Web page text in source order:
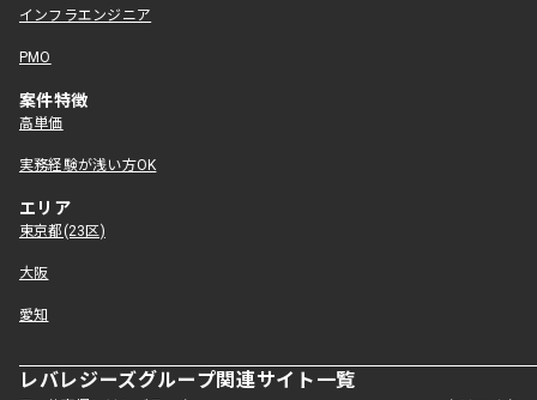
インフラエンジニア
PMO
案件特徴
高単価
実務経験が浅い方OK
エリア
東京都(23区)
大阪
愛知
レバレジーズグループ関連サイト一覧